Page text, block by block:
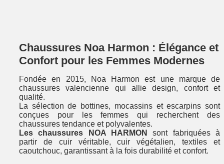
Chaussures Noa Harmon : Élégance et
Confort pour les Femmes Modernes
Fondée en 2015, Noa Harmon est une marque de
chaussures valencienne qui allie design, confort et
qualité.
La sélection de bottines, mocassins et escarpins sont
conçues pour les femmes qui recherchent des
chaussures tendance et polyvalentes.
Les chaussures NOA HARMON
sont fabriquées à
partir de cuir véritable, cuir végétalien, textiles et
caoutchouc, garantissant à la fois durabilité et confort.